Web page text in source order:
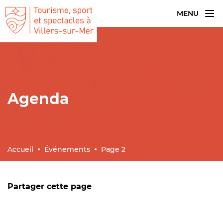
MENU
Accueil Événements Page 2
Agenda
Partager cette page